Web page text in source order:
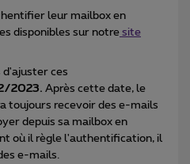
leur mailbox en
disponibles sur notre site
d'ajuster ces
2023. Après cette date, le
toujours recevoir des e-mails
depuis sa mailbox en
où il règle l'authentification, il
e-mails.